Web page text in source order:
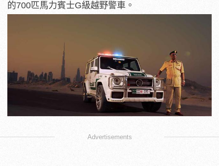
的700匹馬力賓士G級越野警車。
Advertisements